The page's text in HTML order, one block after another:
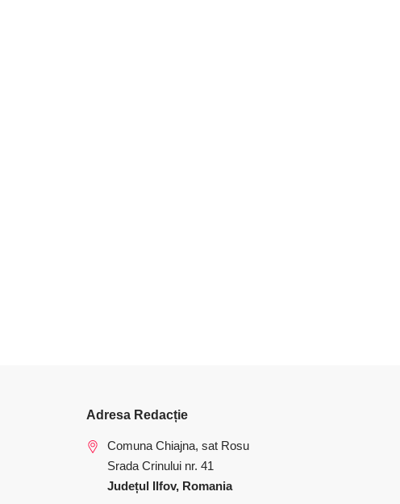
Adresa Redacție
Comuna Chiajna, sat Rosu
Srada Crinului nr. 41
Județul Ilfov, Romania